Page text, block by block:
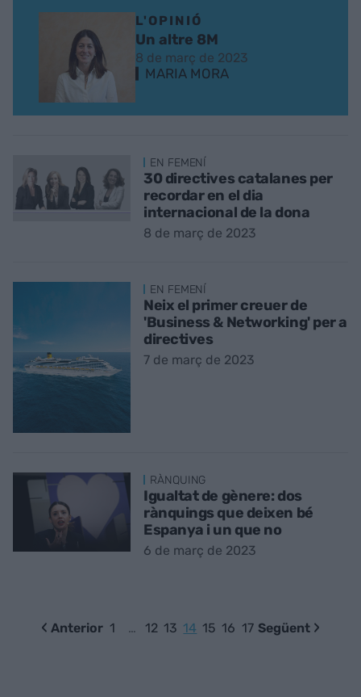
L'OPINIÓ
Un altre 8M
8 de març de 2023
MARIA MORA
EN FEMENÍ
30 directives catalanes per
recordar en el dia
internacional de la dona
8 de març de 2023
EN FEMENÍ
Neix el primer creuer de
'Business & Networking' per a
directives
7 de març de 2023
RÀNQUING
Igualtat de gènere: dos
rànquings que deixen bé
Espanya i un que no
6 de març de 2023
Anterior 1 … 12 13 14 15 16 17 Següent